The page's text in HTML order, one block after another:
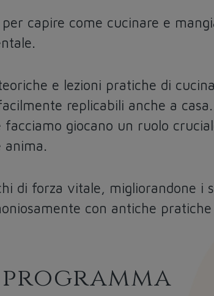
capire come cucinare e
e lezioni pratiche di
replicabili anche a
giocano un ruolo
anima.
di forza vitale, migliorandone i
con antiche